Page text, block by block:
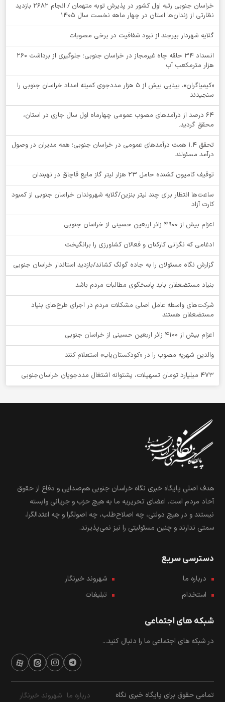
خراسان جنوبی رتبه اول کشور در پذیرش توبه متهمان / انجام ۲۶۸۲ بازدید
نظارتی از زندان‌ها استان در چهار ماهه نخست سال 1405
گلایه شهردار بیرجند از نبود شفافیت در برخی مصوبات
انسداد ۳۴ حلقه چاه غیرمجاز در خراسان جنوبی؛ جلوگیری از برداشت ۲۶۰
هزار مترمکعب آب
«کیمیاگران»، بینایی بیش از ۵ هزار مددجوی کمیته امداد خراسان جنوبی را
سنجیدند
64 درصد از درآمدهای مصوب عمومی چهارماه اول سال جاری در استان،
محقق گردید.
تحقق ۱.۴ همت درآمدهای عمومی در خراسان جنوبی؛ همه مدیران در وصول
درآمد مسئولند
توقيف کامیون کشنده حامل 23 هزار لیتر گاز مایع قاچاق در نهبندان
ساعت‌ها انتظار برای چند لیتر بنزین/گلایه شهروندان خراسان جنوبی از کمبود
کارت آزاد
اعزام بیش از 4900 زائر اربعین حسینی از خراسان جنوبی
ادغامی که نگرانی کارکنان و فعالان کشاورزی را برانگیخت
گزارش نگاه مسئولان را به جاده گولگ کشاند/بازدید استاندار خراسان جنوبی
بنیاد مستضعفان باید پاسخگوی مطالبات مردم باشد
شرکت‌های واسطه عامل اصلی مشکلات مردم در اجرای طرح‌های بنیاد
مستضعفان هستند
اعزام بیش از 4100 زائر اربعین حسینی از خراسان جنوبی
والدین شهریه مصوب را در «کودکستان‌یاب» استعلام کنند
۴۷۳ میلیارد تومان تسهیلات، پشتوانه اشتغال مددجویان خراسان‌جنوبی
هدف اصلی پایگاه خبری نگاه خراسان جنوبی هم‌صدایی و دفاع از حقوق
آحاد مردم است. اعضای تحریریه ما به هیچ حزب و جریانی وابسته
نیستند و در هیچ دولتی، چه اصلاح‌طلب، چه اصولگرا و چه اعتدالگرا،
سمتی ندارند و چنین مسئولیتی را نیز نمی‌پذیرند.
دسترسی سریع
درباره ما
شهروند خبرنگار
استخدام
تبلیغات
شبکه های اجتماعی
در شبکه های اجتماعی ما را دنبال کنید...
تمامی حقوق برای پایگاه خبری نگاه
درباره ما شهروند خبرنگار